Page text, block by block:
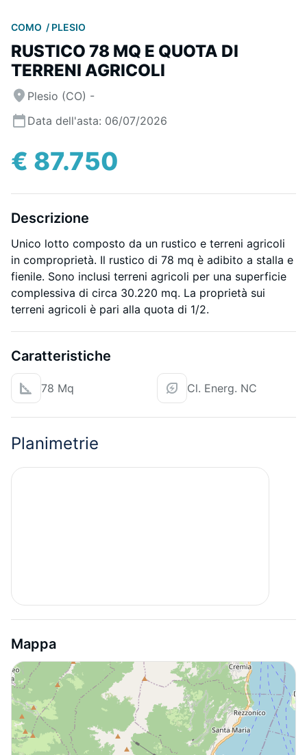
COMO PLESIO
RUSTICO 78 MQ E QUOTA DI
TERRENI AGRICOLI
Plesio (CO) -
Data dell'asta: 06/07/2026
€ 87.750
Descrizione
Unico lotto composto da un rustico e terreni agricoli
in comproprietà. Il rustico di 78 mq è adibito a stalla e
fienile. Sono inclusi terreni agricoli per una superficie
complessiva di circa 30.220 mq. La proprietà sui
terreni agricoli è pari alla quota di 1/2.
Caratteristiche
78 Mq Cl. Energ. NC
Planimetrie
Mappa